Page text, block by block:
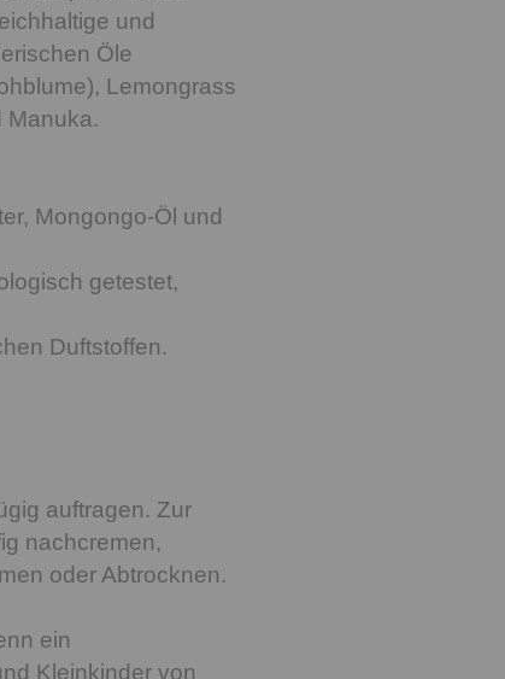
und
Öle
Lemongrass
Manuka.
Mongongo-Öl und
getestet,
Duftstoffen.
auftragen. Zur
nachcremen,
oder Abtrocknen.
ein
Kleinkinder von